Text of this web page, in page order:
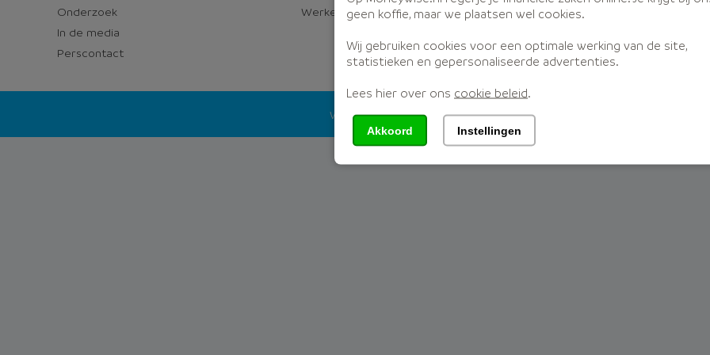
Onderzoek
In de media
Perscontact
Werken bij Moneywise
Disclaimer
Wagonette 2a, 3897 AD, Zeewolde| KvKnr:
geen koffie, maar we plaatsen wel cookies.
Wij gebruiken cookies voor een optimale werking van de site,
statistieken en gepersonaliseerde advertenties.
Lees hier over ons cookie beleid.
Akkoord Instellingen